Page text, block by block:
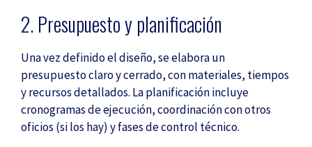
2. Presupuesto y planificación
Una vez definido el diseño, se elabora un
presupuesto claro y cerrado, con materiales, tiempos
y recursos detallados. La planificación incluye
cronogramas de ejecución, coordinación con otros
oficios (si los hay) y fases de control técnico.